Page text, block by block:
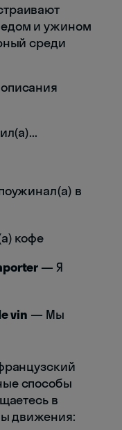
и ужином
среди
в
кофе
— Я
vin — Мы
способы
в
движения: